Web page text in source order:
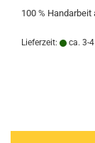
100 %
Lieferzeit: ca. 3-